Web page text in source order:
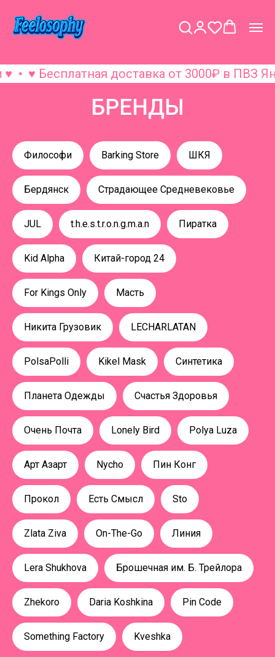
Бесплатная доставка от 3000₽ в ПВЗ
БРЕНДЫ
Философи Barking Store ШКЯ
Бердянск Страдающее Средневековье
JUL t.h.e.s.t.r.o.n.g.m.a.n Пиратка
Kid Alpha Китай-город 24
For Kings Only Масть
Никита Грузовик LECHARLATAN
PolsaPolli Kikel Mask Синтетика
Планета Одежды Счастья Здоровья
Очень Почта Lonely Bird Polya Luza
Арт Азарт Nycho Пин Конг
Прокол Есть Смысл Sto
Zlata Ziva On-The-Go Линия
Lera Shukhova Брошечная им. Б. Трейлора
Zhekoro Daria Koshkina Pin Code
Something Factory Kveshka